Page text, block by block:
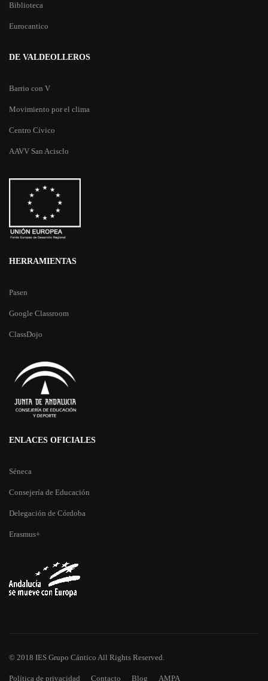
Biblioteca
Eurocantico
DE VALDEOLLEROS
Barrio con V
Movimiento por el clima
Centro Cívico
AAVV San Acisclo
HERRAMIENTAS
Pasen
Google Classroom
ClassDojo
ENLACES OFICIALES
Séneca
Consejería de Educación
Delegación de Córdoba
Erasmus+
© 2018 IES Grupo Cántico All Rights Reserved.
Política de privacidad Contacto Blog AMPA